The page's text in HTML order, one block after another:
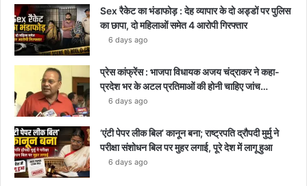
Sex रैकेट का भंडाफोड़ : देह व्यापार के दो अड्डों पर पुलिस
का छापा, दो महिलाओं समेत 4 आरोपी गिरफ्तार
6 days ago
प्रेस कांफ्रेंस : भाजपा विधायक अजय चंद्राकर ने कहा-
प्रदेश भर के अटल प्रतिमाओं की होनी चाहिए जांच…
6 days ago
‘एंटी पेपर लीक बिल’ कानून बना; राष्ट्रपति द्रौपदी मुर्मु ने
परीक्षा संशोधन बिल पर मुहर लगाई, पूरे देश में लागू हुआ
6 days ago